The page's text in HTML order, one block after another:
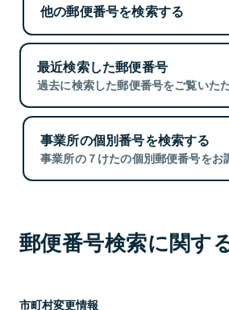
他の郵便番号を検索する
最近検索した郵便番号
過去に検索した郵便番号をご覧いた
事業所の個別番号を検索する
事業所の７けたの個別郵便番号をお
郵便番号検索に関す
市町村変更情報